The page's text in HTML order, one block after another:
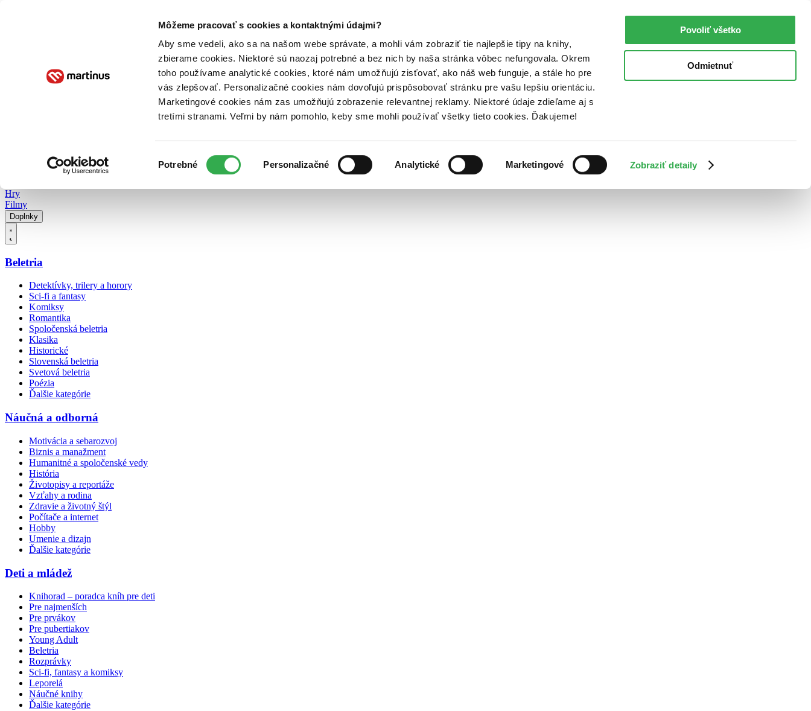
Môžeme pracovať s cookies a kontaktnými údajmi?
Aby sme vedeli, ako sa na našom webe správate, a mohli vám zobraziť tie najlepšie tipy na knihy,
zbierame cookies. Niektoré sú naozaj potrebné a bez nich by naša stránka vôbec nefungovala. Okrem
toho používame analytické cookies, ktoré nám umožňujú zisťovať, ako náš web funguje, a stále ho pre
vás zlepšovať. Personalizačné cookies nám dovoľujú prispôsobovať stránku pre vašu lepšiu orientáciu.
Marketingové cookies nám zas umožňujú zobrazenie relevantnej reklamy. Niektoré údaje zdieľame aj s
tretími stranami. Veľmi by nám pomohlo, keby sme mohli používať všetky tieto cookies. Ďakujeme!
súhlasu
Potrebné Personalizačné Analytické Marketingové Zobraziť detaily
Povoliť všetko
Odmietnuť
Poukážky Kontakt
Hry
Filmy
Doplnky
Beletria
Detektívky, trilery a horory
Sci-fi a fantasy
Komiksy
Romantika
Spoločenská beletria
Klasika
Historické
Slovenská beletria
Svetová beletria
Poézia
Ďalšie kategórie
Náučná a odborná
Motivácia a sebarozvoj
Biznis a manažment
Humanitné a spoločenské vedy
História
Životopisy a reportáže
Vzťahy a rodina
Zdravie a životný štýl
Počítače a internet
Hobby
Umenie a dizajn
Ďalšie kategórie
Deti a mládež
Knihorad – poradca kníh pre deti
Pre najmenších
Pre prvákov
Pre pubertiakov
Young Adult
Beletria
Rozprávky
Sci-fi, fantasy a komiksy
Leporelá
Náučné knihy
Ďalšie kategórie